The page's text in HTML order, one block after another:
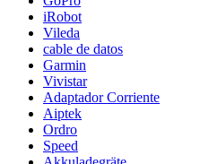
iRobot
Vileda
cable de datos
Garmin
Vivistar
Adaptador Corriente
Aiptek
Ordro
Speed